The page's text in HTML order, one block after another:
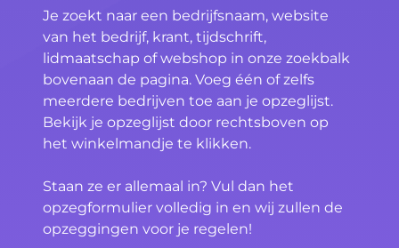
Je zoekt naar een bedrijfsnaam, website
van het bedrijf, krant, tijdschrift,
lidmaatschap of webshop in onze zoekbalk
bovenaan de pagina. Voeg één of zelfs
meerdere bedrijven toe aan je opzeglijst.
Bekijk je opzeglijst door rechtsboven op
het winkelmandje te klikken.
Staan ze er allemaal in? Vul dan het
opzegformulier volledig in en wij zullen de
opzeggingen voor je regelen!